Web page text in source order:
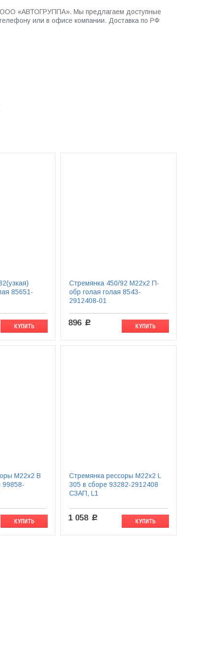
ООО «АВТОГРУППА». Мы предлагаем доступные
или в офисе компании. Доставка по РФ
85651-
КУПИТЬ
Стремянка 450/92 М22х2 П-
обр голая голая 8543-
2912408-01
896 c
КУПИТЬ
М22х2 B
99858-
КУПИТЬ
Стремянка рессоры М22х2 L
305 в сборе 93282-2912408
СЗАП, L1
1 058 c
КУПИТЬ